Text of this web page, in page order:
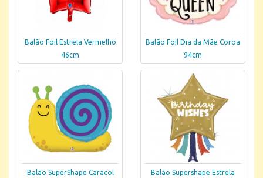
Balão Foil Estrela Vermelho
46cm
Balão Foil Dia da Mãe Coroa
94cm
Balão SuperShape Caracol
Balão Supershape Estrela